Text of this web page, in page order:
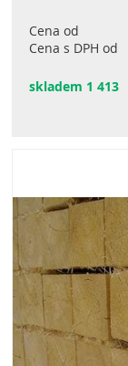
Cena od
Cena s DPH od
skladem 1 413